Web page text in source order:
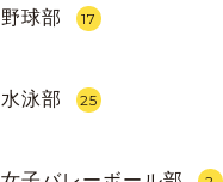
野球部 17
水泳部 25